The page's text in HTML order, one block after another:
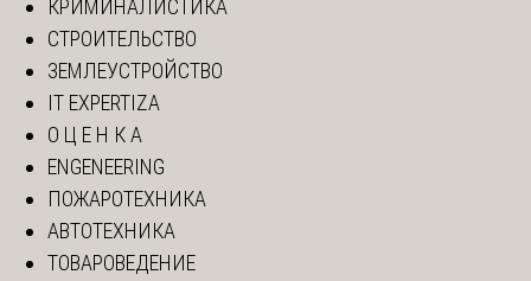
КРИМИНАЛИСТИКА
СТРОИТЕЛЬСТВО
ЗЕМЛЕУСТРОЙСТВО
IT EXPERTIZA
О Ц Е Н К А
ENGENEERING
ПОЖАРОТЕХНИКА
АВТОТЕХНИКА
ТОВАРОВЕДЕНИЕ